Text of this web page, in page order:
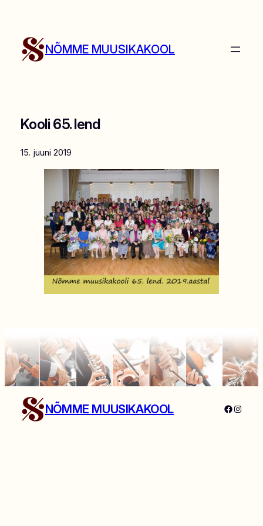
juurde
NÕMME MUUSIKAKOOL
Kooli 65. lend
15. juuni 2019
NÕMME MUUSIKAKOOL